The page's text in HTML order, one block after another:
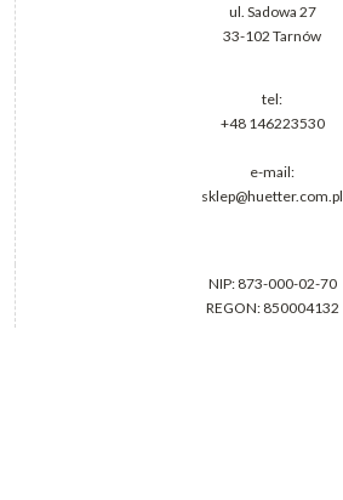
ul. Sadowa 27
33-102 Tarnów
tel:
+48 146223530
e-mail:
sklep@huetter.com.pl
NIP: 873-000-02-70
REGON: 850004132